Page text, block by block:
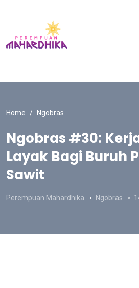
Home Ngobras
Ngobras #30:
Layak Bagi Buruh
Sawit
Perempuan Mahardhika Ngobras